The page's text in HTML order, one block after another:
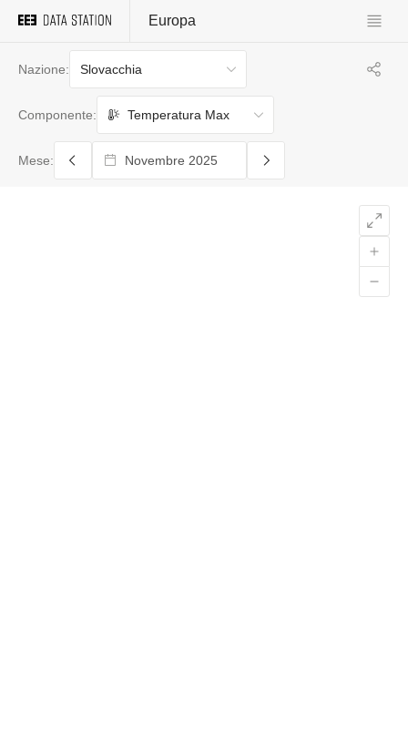
Europa
Nazione: Slovacchia
Componente: Temperatura Max
Mese: